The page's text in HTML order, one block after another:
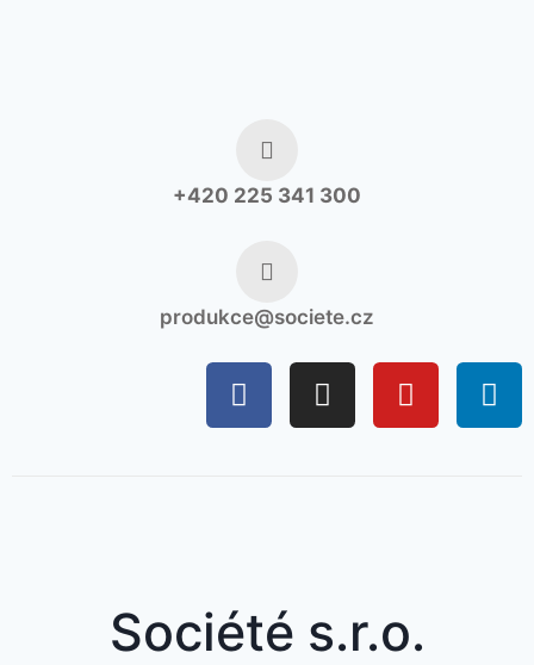
+420 225 341 300
produkce@societe.cz
Société s.r.o.